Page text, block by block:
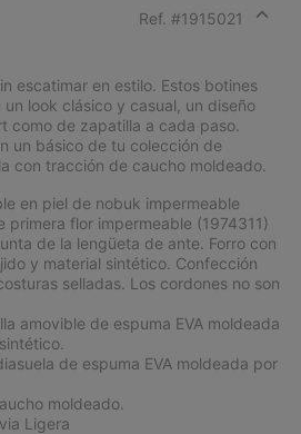
Ref. #1915021
section
escatimar en estilo. Estos botines
look clásico y casual, un diseño
como de zapatilla a cada paso.
un básico de tu colección de
con tracción de caucho moldeado.
en piel de nobuk impermeable
primera flor impermeable (1974311)
de la lengüeta de ante. Forro con
y material sintético. Confección
selladas. Los cordones no son
amovible de espuma EVA moldeada
de espuma EVA moldeada por
moldeado.
Ligera